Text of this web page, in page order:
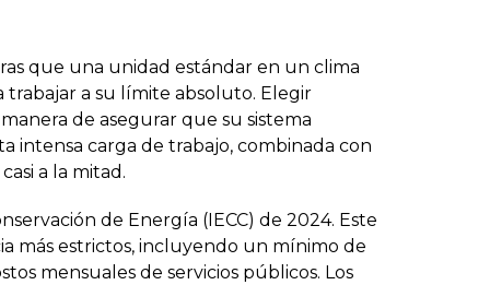
que una unidad estándar en un clima
a su límite absoluto. Elegir
de asegurar que su sistema
intensa carga de trabajo, combinada con
a la mitad.
de Energía (IECC) de 2024. Este
más estrictos, incluyendo un mínimo de
mensuales de servicios públicos. Los